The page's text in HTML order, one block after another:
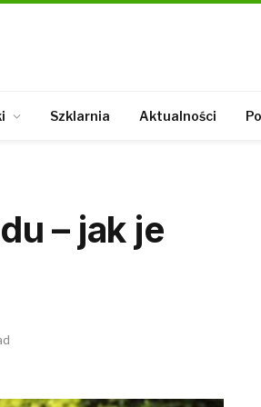
Szklarnia Aktualności
– jak je